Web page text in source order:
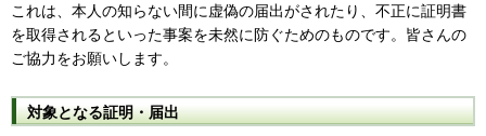
これは、本人の知らない間に虚偽の届出がされたり、不正に証明書
を取得されるといった事案を未然に防ぐためのものです。皆さんの
ご協力をお願いします。
対象となる証明・届出